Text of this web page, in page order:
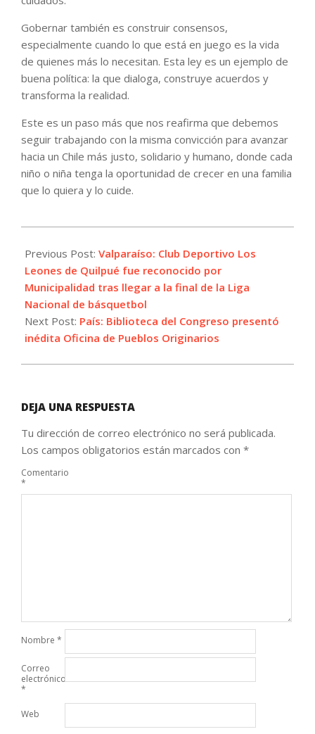
Gobernar también es construir consensos,
especialmente cuando lo que está en juego es la vida
de quienes más lo necesitan. Esta ley es un ejemplo de
buena política: la que dialoga, construye acuerdos y
transforma la realidad.
Este es un paso más que nos reafirma que debemos
seguir trabajando con la misma convicción para avanzar
hacia un Chile más justo, solidario y humano, donde cada
niño o niña tenga la oportunidad de crecer en una familia
que lo quiera y lo cuide.
06-
19
Previous Post: Valparaíso: Club Deportivo Los
Leones de Quilpué fue reconocido por
Municipalidad tras llegar a la final de la Liga
Nacional de básquetbol
Next Post: País: Biblioteca del Congreso presentó
inédita Oficina de Pueblos Originarios
DEJA UNA RESPUESTA
Tu dirección de correo electrónico no será publicada.
Los campos obligatorios están marcados con *
Comentario
*
Nombre *
Correo
electrónico
*
Web